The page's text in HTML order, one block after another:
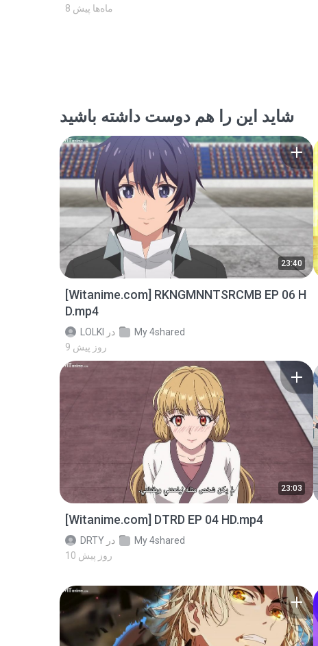
8 ماه‌ها پیش
شاید این را هم دوست داشته باشید
23:40
[Witanime.com] RKNGMNNTSRCMB EP 06 H
D.mp4
LOLKI در
My 4shared
9 روز پیش
23:03
[Witanime.com] DTRD EP 04 HD.mp4
DRTY در
My 4shared
10 روز پیش